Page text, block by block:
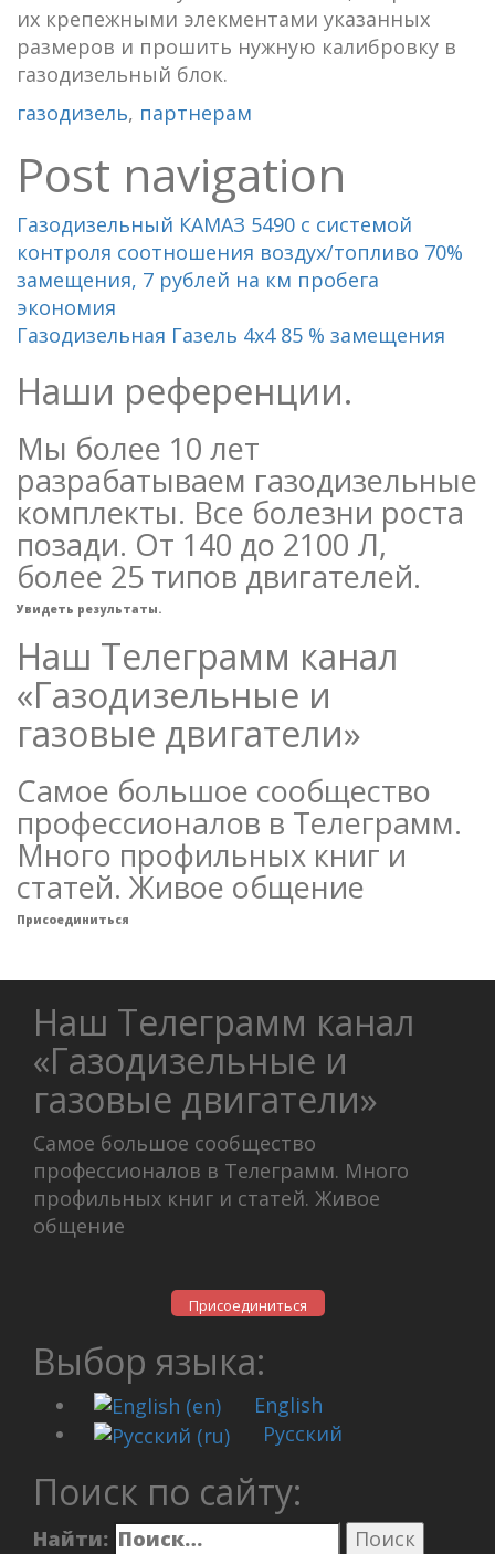
их крепежными элекментами указанных
размеров и прошить нужную калибровку в
газодизельный блок.
газодизель, партнерам
Post navigation
Газодизельный КАМАЗ 5490 с системой
контроля соотношения воздух/топливо 70%
замещения, 7 рублей на км пробега
экономия
Газодизельная Газель 4х4 85 % замещения
Наши референции.
Мы более 10 лет
разрабатываем газодизельные
комплекты. Все болезни роста
позади. От 140 до 2100 Л,
более 25 типов двигателей.
Увидеть результаты.
Наш Телеграмм канал
«Газодизельные и
газовые двигатели»
Самое большое сообщество
профессионалов в Телеграмм.
Много профильных книг и
статей. Живое общение
Присоединиться
Наш Телеграмм канал
«Газодизельные и
газовые двигатели»
Самое большое сообщество
профессионалов в Телеграмм. Много
профильных книг и статей. Живое
общение
Присоединиться
Выбор языка:
English
Русский
Поиск по сайту:
Найти: